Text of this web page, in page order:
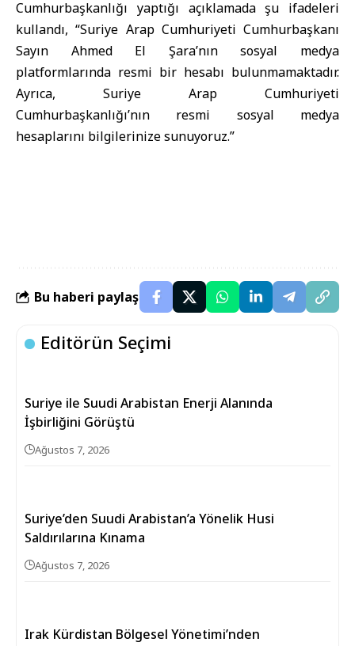
Cumhurbaşkanlığı yaptığı açıklamada şu ifadeleri
kullandı, “Suriye Arap Cumhuriyeti Cumhurbaşkanı
Sayın Ahmed El Şara’nın sosyal medya
platformlarında resmi bir hesabı bulunmamaktadır.
Ayrıca, Suriye Arap Cumhuriyeti
Cumhurbaşkanlığı’nın resmi sosyal medya
hesaplarını bilgilerinize sunuyoruz.”
Bu haberi paylaş
Editörün Seçimi
Suriye ile Suudi Arabistan Enerji Alanında
İşbirliğini Görüştü
Ağustos 7, 2026
Suriye’den Suudi Arabistan’a Yönelik Husi
Saldırılarına Kınama
Ağustos 7, 2026
Irak Kürdistan Bölgesel Yönetimi’nden